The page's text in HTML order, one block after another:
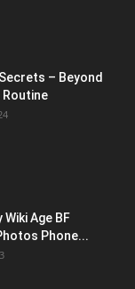
– Beyond
Routine
Age BF
Phone...